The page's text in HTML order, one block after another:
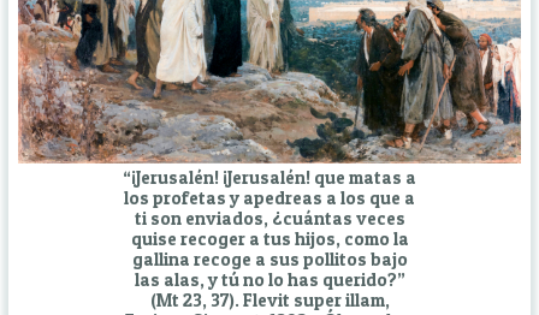
“¡Jerusalén! ¡Jerusalén! que matas a
los profetas y apedreas a los que a
ti son enviados, ¿cuántas veces
quise recoger a tus hijos, como la
gallina recoge a sus pollitos bajo
las alas, y tú no lo has querido?”
(Mt 23, 37). Flevit super illam,